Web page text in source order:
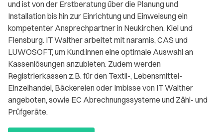
und ist von der Erstberatung über die Planung und
Installation bis hin zur Einrichtung und Einweisung ein
kompetenter Ansprechpartner in Neukirchen, Kiel und
Flensburg. IT Walther arbeitet mit naramis, CAS und
LUWOSOFT, um Kund:innen eine optimale Auswahl an
Kassenlösungen anzubieten. Zudem werden
Registrierkassen z.B. für den Textil-, Lebensmittel-
Einzelhandel, Bäckereien oder Imbisse von IT Walther
angeboten, sowie EC Abrechnungssysteme und Zähl- und
Prüfgeräte.